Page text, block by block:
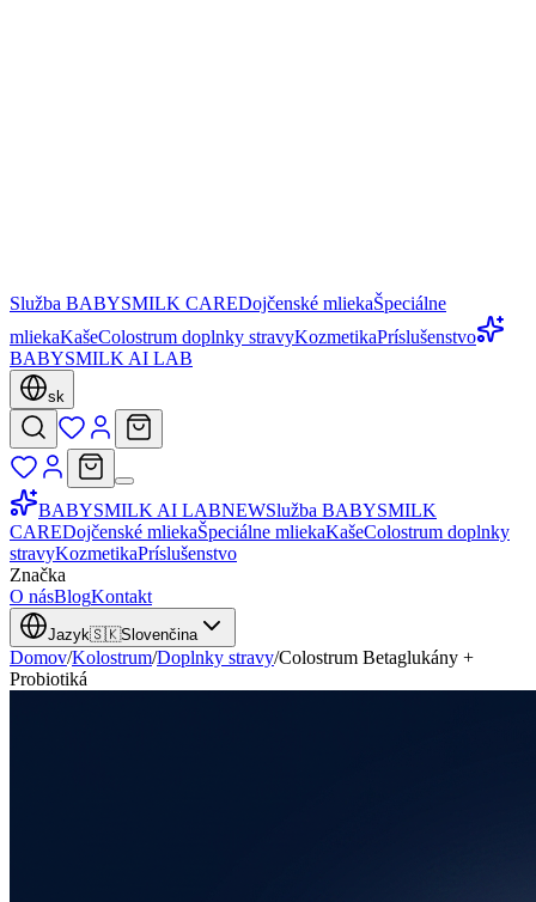
Služba BABYSMILK CAREDojčenské mliekaŠpeciálne
mliekaKašeColostrum doplnky stravyKozmetikaPríslušenstvo
BABYSMILK AI LAB
sk
BABYSMILK AI LABNEWSlužba BABYSMILK
CAREDojčenské mliekaŠpeciálne mliekaKašeColostrum doplnky
stravyKozmetikaPríslušenstvo
Značka
O násBlogKontakt
Jazyk🇸🇰Slovenčina
Domov/Kolostrum/Doplnky stravy/Colostrum Betaglukány +
Probiotiká